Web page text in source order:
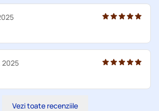
2025
Vezi toate recenziile